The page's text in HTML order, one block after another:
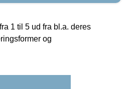
1 til 5 ud fra bl.a. deres
og